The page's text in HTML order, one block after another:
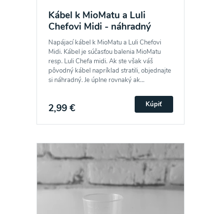
Kábel k MioMatu a Luli
Chefovi Midi - náhradný
Napájací kábel k MioMatu a Luli Chefovi
Midi. Kábel je súčasťou balenia MioMatu
resp. Luli Chefa midi. Ak ste však váš
pôvodný kábel napríklad stratili, objednajte
si náhradný. Je úplne rovnaký ak...
2,99 € Kúpiť